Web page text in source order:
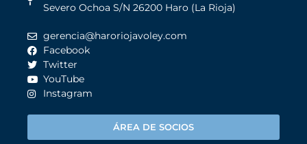
Severo Ochoa S/N 26200 Haro (La Rioja)
gerencia@haroriojavoley.com
Facebook
Twitter
YouTube
Instagram
ÁREA DE SOCIOS